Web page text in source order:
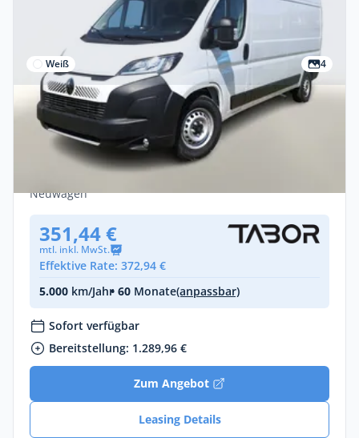
Weiß 4
Gewerbe & Privat
Citroën Jumper 35+ L3H2 AT CarPlay
CargoP PremiumC AHK Gewerbeleasing
Automatik •140 PS (102 kW)
Neuwagen
351,44 €
mtl. inkl. MwSt.
Effektive Rate: 372,94 €
5.000 km/Jahr• 60 Monate(anpassbar)
Sofort verfügbar
Bereitstellung: 1.289,96 €
Zum Angebot
Leasing Details